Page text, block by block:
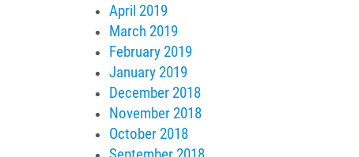
April 2019
March 2019
February 2019
January 2019
December 2018
November 2018
October 2018